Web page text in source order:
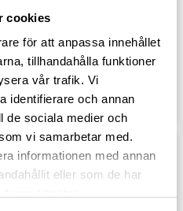
cookies
för att anpassa innehållet
tillhandahålla funktioner
vår trafik. Vi
identifierare och annan
de sociala medier och
vi samarbetar med.
informationen med annan
eller som de har
i favoriter
90x60x52-100 cm
5 495kr